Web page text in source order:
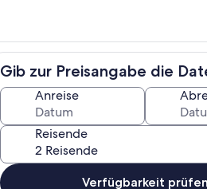
Gib zur Preisangabe die
Anreise
Reisende
Verfügbarkeit prüfen